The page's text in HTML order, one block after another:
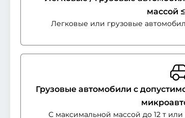
массой
Легковые или грузовые
Грузовые автомобили с
С максимальной массой до 12 т